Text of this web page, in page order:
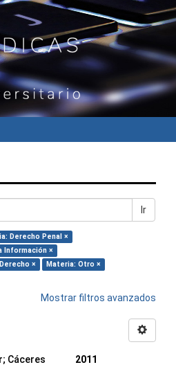
Ir
Derecho Penal ×
Información ×
×
Materia: Otro ×
Mostrar filtros avanzados
; Cáceres
2011